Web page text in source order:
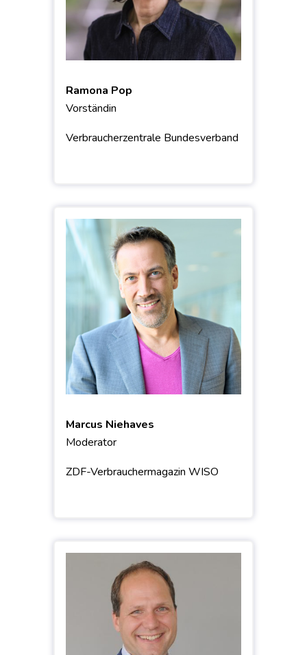
Ramona Pop
Vorständin
Verbraucherzentrale Bundesverband
Marcus Niehaves
Moderator
ZDF-Verbrauchermagazin WISO